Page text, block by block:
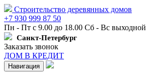
Строительство деревянных домов
+7 930 999 87 50
Пн - Пт с 9.00 до 18.00 Сб - Вс выходной
Санкт-Петербург
Заказать звонок
ДОМ В КРЕДИТ
Навигация